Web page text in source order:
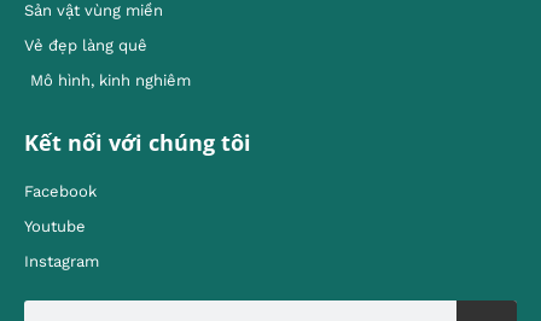
Sản vật vùng miền
Vẻ đẹp làng quê
Mô hình, kinh nghiêm
Kết nối với chúng tôi
Facebook
Youtube
Instagram